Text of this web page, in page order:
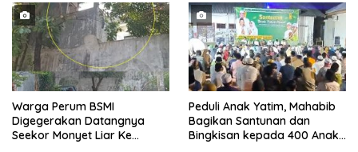
bersama Personilnya
Membagikan Bendera Merah
Putih Berserta Tiangnya
Tanggerang Kota
Warga Perum BSMI
Digegerakan Datangnya
Seekor Monyet Liar Ke
Peduli Anak Yatim, Mahabib
Bagikan Santunan dan
Bingkisan kepada 400 Anak